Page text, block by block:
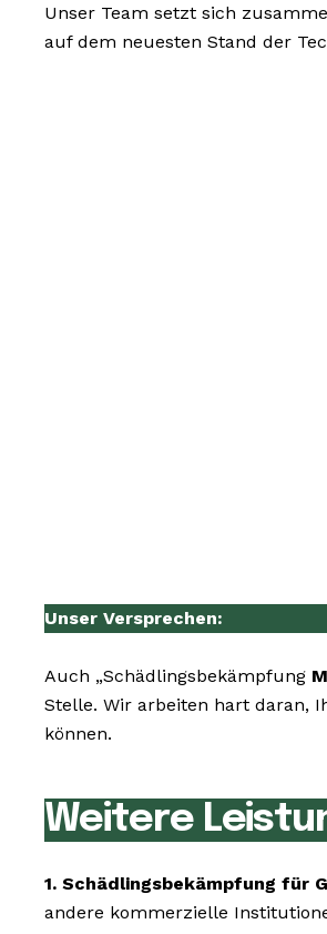
Unser Team setzt sich
auf dem neuesten Stand der
Unser Versprechen:
Auch „Schädlingsbekämpfung
Stelle. Wir arbeiten hart daran,
können.
Weitere
1. Schädlingsbekämpfung für
andere kommerzielle